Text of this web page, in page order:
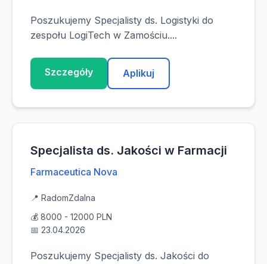
Poszukujemy Specjalisty ds. Logistyki do
zespołu LogiTech w Zamościu....
Szczegóły Aplikuj
Specjalista ds. Jakości w Farmacji
Farmaceutica Nova
📍 RadomZdalna
💰 8000 - 12000 PLN
📅 23.04.2026
Poszukujemy Specjalisty ds. Jakości do